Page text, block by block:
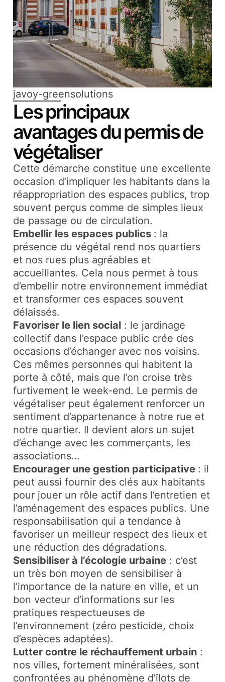
javoy-greensolutions
Les principaux
avantages du permis de
végétaliser
Cette démarche constitue une excellente
occasion d’impliquer les habitants dans la
réappropriation des espaces publics, trop
souvent perçus comme de simples lieux
de passage ou de circulation.
Embellir les espaces publics : la
présence du végétal rend nos quartiers
et nos rues plus agréables et
accueillantes. Cela nous permet à tous
d’embellir notre environnement immédiat
et transformer ces espaces souvent
délaissés.
Favoriser le lien social : le jardinage
collectif dans l’espace public crée des
occasions d’échanger avec nos voisins.
Ces mêmes personnes qui habitent la
porte à côté, mais que l’on croise très
furtivement le week-end. Le permis de
végétaliser peut également renforcer un
sentiment d’appartenance à notre rue et
notre quartier. Il devient alors un sujet
d’échange avec les commerçants, les
associations…
Encourager une gestion participative : il
peut aussi fournir des clés aux habitants
pour jouer un rôle actif dans l’entretien et
l’aménagement des espaces publics. Une
responsabilisation qui a tendance à
favoriser un meilleur respect des lieux et
une réduction des dégradations.
Sensibiliser à l’écologie urbaine : c’est
un très bon moyen de sensibiliser à
l’importance de la nature en ville, et un
bon vecteur d’informations sur les
pratiques respectueuses de
l’environnement (zéro pesticide, choix
d’espèces adaptées).
Lutter contre le réchauffement urbain :
nos villes, fortement minéralisées, sont
confrontées au phénomène d’îlots de